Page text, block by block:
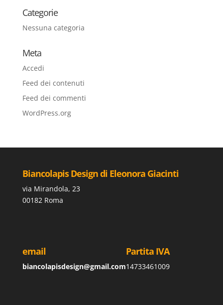
Categorie
Nessuna categoria
Meta
Accedi
Feed dei contenuti
Feed dei commenti
WordPress.org
Biancolapis Design di Eleonora Giacinti
via Mirandola, 23
00182 Roma
email
biancolapisdesign@gmail.com
Partita IVA
14733461009